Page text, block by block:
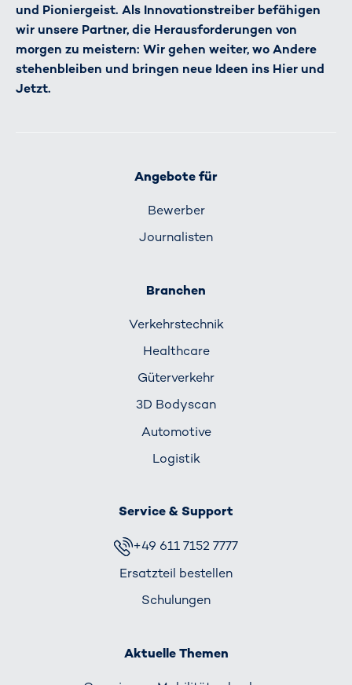
und Pioniergeist. Als Innovationstreiber befähigen
wir unsere Partner, die Herausforderungen von
morgen zu meistern: Wir gehen weiter, wo Andere
stehenbleiben und bringen neue Ideen ins Hier und
Jetzt.
Angebote für
Bewerber
Journalisten
Branchen
Verkehrs­technik
Healthcare
Güterverkehr
3D Bodyscan
Automotive
Logistik
Service & Support
+49 611 7152 7777
Ersatzteil bestellen
Schulungen
Aktuelle Themen